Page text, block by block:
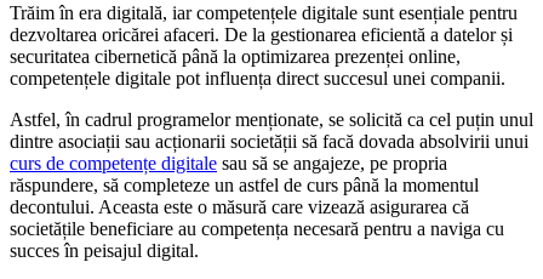
Trăim în era digitală, iar competențele digitale sunt esențiale pentru
dezvoltarea oricărei afaceri. De la gestionarea eficientă a datelor și
securitatea cibernetică până la optimizarea prezenței online,
competențele digitale pot influența direct succesul unei companii.
Astfel, în cadrul programelor menționate, se solicită ca cel puțin unul
dintre asociații sau acționarii societății să facă dovada absolvirii unui
curs de competențe digitale sau să se angajeze, pe propria
răspundere, să completeze un astfel de curs până la momentul
decontului. Aceasta este o măsură care vizează asigurarea că
societățile beneficiare au competența necesară pentru a naviga cu
succes în peisajul digital.